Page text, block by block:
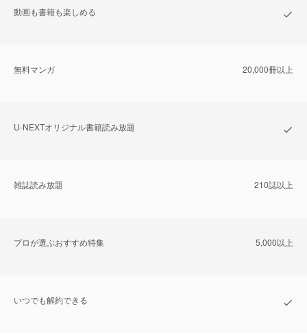
動画も書籍も楽しめる
無料マンガ 20,000冊以上
U-NEXTオリジナル書籍読み放題
雑誌読み放題 210誌以上
プロが選ぶおすすめ特集 5,000以上
いつでも解約できる